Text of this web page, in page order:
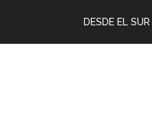
DESDE EL SUR